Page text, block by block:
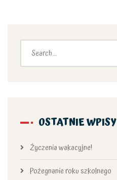
OSTATNIE WPISY
Życzenia wakacyjne!
Pożegnanie roku szkolnego